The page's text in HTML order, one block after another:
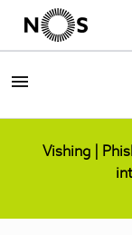
Vishing |